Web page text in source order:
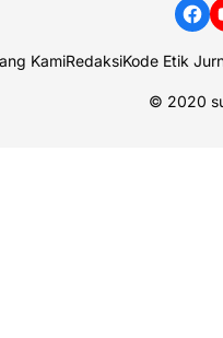
KamiRedaksiKode Etik
© 2020